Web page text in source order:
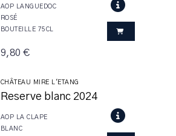
AOP LANGUEDOC
ROSÉ
BOUTEILLE 75CL
9,80 €
CHÂTEAU MIRE L'ETANG
Reserve blanc 2024
AOP LA CLAPE
BLANC